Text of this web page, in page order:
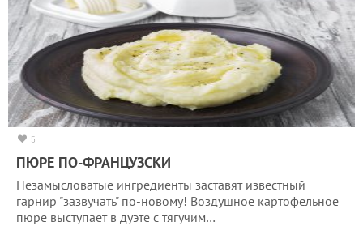
5
ПЮРЕ ПО-ФРАНЦУЗСКИ
Незамысловатые ингредиенты заставят известный
гарнир "зазвучать" по-новому! Воздушное картофельное
пюре выступает в дуэте с тягучим…